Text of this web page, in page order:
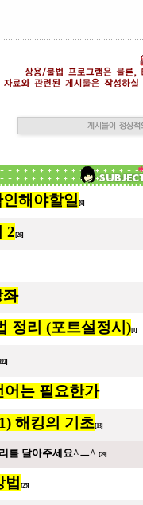
해야할일 [9]
2 [26]
좌
정리 (포트설정시)[1]
는 필요한가
해킹의 기초[13]
를 달아주세요^ㅡ^ [29]
법 [25]